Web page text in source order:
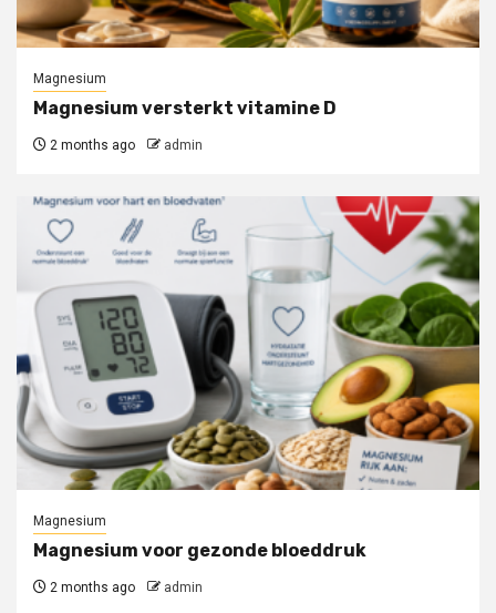
Magnesium
Magnesium versterkt vitamine D
2 months ago admin
Magnesium
Magnesium voor gezonde bloeddruk
2 months ago admin